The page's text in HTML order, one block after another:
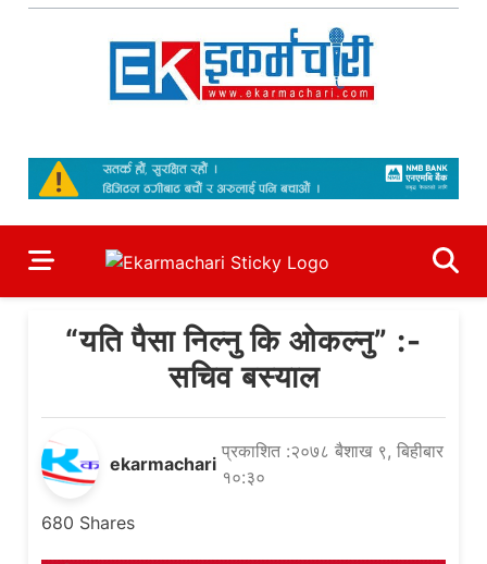
Skip
“यति पैसा निल्नु कि ओकल्नु” :-
सचिव बस्याल
ekarmachari
प्रकाशित :२०७८ बैशाख ९, बिहीबार
१०:३०
680 Shares